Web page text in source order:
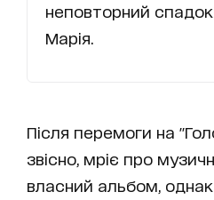
неповторний
Марія.
Після перемоги на
звісно, мріє про
власний альбом,